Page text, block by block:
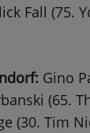
Fall (75.
Gino
(65.
(30. Tim